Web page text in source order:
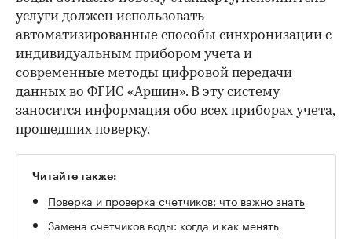
услуги должен использовать
автоматизированные способы синхронизации с
индивидуальным прибором учета и
современные методы цифровой передачи
данных во ФГИС «Аршин». В эту систему
заносится информация обо всех приборах учета,
прошедших поверку.
Читайте также:
Поверка и проверка счетчиков: что важно знать
Замена счетчиков воды: когда и как менять